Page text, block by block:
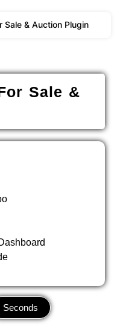
Sale & Auction Plugin
Sale &
Seconds